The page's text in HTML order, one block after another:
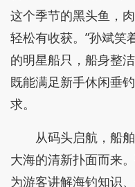
且，无论是否有海钓
学。
作为资深水上运
只驾驶、海域环境预
的每一处钓点、每一
物产丰富，黑鲪、六
这个季节的黑头鱼，
轻松有收获。”孙斌笑